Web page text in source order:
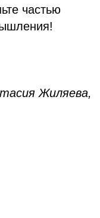
частью
Жиляева,